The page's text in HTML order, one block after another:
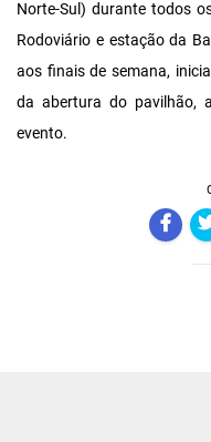
Norte-Sul) durante todos
Rodoviário e estação da
aos finais de semana,
da abertura do pavilhão,
evento.